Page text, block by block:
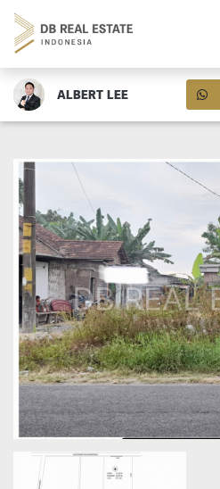
ALBERT LEE